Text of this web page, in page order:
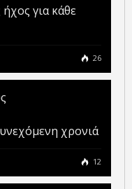
για κάθε
26
χρονιά
12